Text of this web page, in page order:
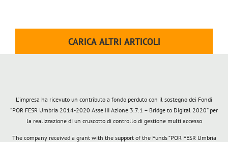
CARICA ALTRI ARTICOLI
L’impresa ha ricevuto un contributo a fondo perduto con il sostegno dei Fondi
“POR FESR Umbria 2014-2020 Asse III Azione 3.7.1 – Bridge to Digital 2020” per
la realizzazione di un cruscotto di controllo di gestione multi accesso
The company received a grant with the support of the Funds “POR FESR Umbria